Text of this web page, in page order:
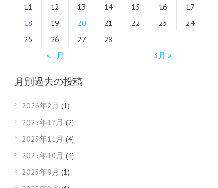
« 1月 3月 »
11 12 13 14 15 16
17
18
19 20 21 22 23
24
25
26 27 28
月別過去の投稿
2026年2月 (1)
2025年12月 (2)
2025年11月 (4)
2025年10月 (4)
2025年9月 (1)